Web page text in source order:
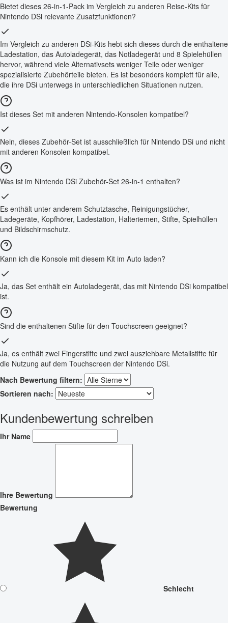
Bietet dieses 26-in-1-Pack im Vergleich zu anderen Reise-Kits für
Nintendo DSi relevante Zusatzfunktionen?
Im Vergleich zu anderen DSi-Kits hebt sich dieses durch die enthaltene
Ladestation, das Autoladegerät, das Notladegerät und 8 Spielehüllen
hervor, während viele Alternativsets weniger Teile oder weniger
spezialisierte Zubehörteile bieten. Es ist besonders komplett für alle,
die ihre DSi unterwegs in unterschiedlichen Situationen nutzen.
Ist dieses Set mit anderen Nintendo-Konsolen kompatibel?
Nein, dieses Zubehör-Set ist ausschließlich für Nintendo DSi und nicht
mit anderen Konsolen kompatibel.
Was ist im Nintendo DSi Zubehör-Set 26-in-1 enthalten?
Es enthält unter anderem Schutztasche, Reinigungstücher,
Ladegeräte, Kopfhörer, Ladestation, Halteriemen, Stifte, Spielhüllen
und Bildschirmschutz.
Kann ich die Konsole mit diesem Kit im Auto laden?
Ja, das Set enthält ein Autoladegerät, das mit Nintendo DSi kompatibel
ist.
Sind die enthaltenen Stifte für den Touchscreen geeignet?
Ja, es enthält zwei Fingerstifte und zwei ausziehbare Metallstifte für
die Nutzung auf dem Touchscreen der Nintendo DSi.
Nach Bewertung filtern:
Sortieren nach:
Kundenbewertung schreiben
Ihr Name
Ihre Bewertung
Bewertung
Schlecht